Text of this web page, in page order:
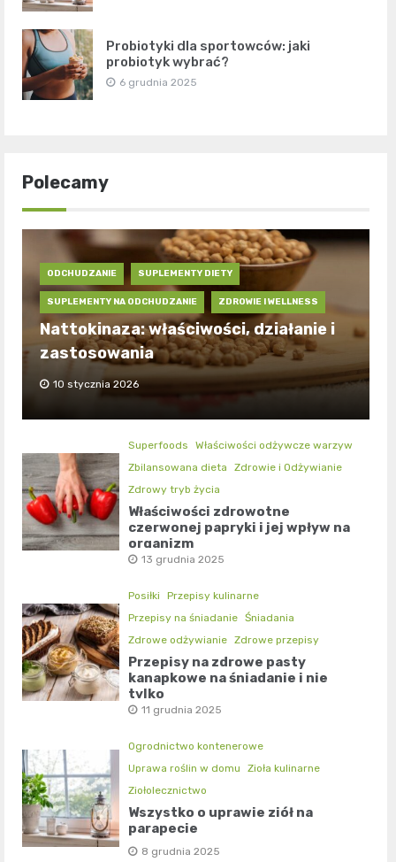
Probiotyki dla sportowców: jaki
probiotyk wybrać?
6 grudnia 2025
Polecamy
ODCHUDZANIE SUPLEMENTY DIETY
SUPLEMENTY NA ODCHUDZANIE ZDROWIE I WELLNESS
Nattokinaza: właściwości, działanie i
zastosowania
10 stycznia 2026
Superfoods
Właściwości odżywcze warzyw
Zbilansowana dieta
Zdrowie i Odżywianie
Zdrowy tryb życia
Właściwości zdrowotne
czerwonej papryki i jej wpływ na
organizm
13 grudnia 2025
Posiłki
Przepisy kulinarne
Przepisy na śniadanie Śniadania
Zdrowe odżywianie Zdrowe przepisy
Przepisy na zdrowe pasty
kanapkowe na śniadanie i nie
tylko
11 grudnia 2025
Ogrodnictwo kontenerowe
Uprawa roślin w domu
Zioła kulinarne
Ziołolecznictwo
Wszystko o uprawie ziół na
parapecie
8 grudnia 2025